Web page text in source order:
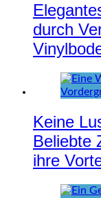
durch
Keine
Beliebte
ihre